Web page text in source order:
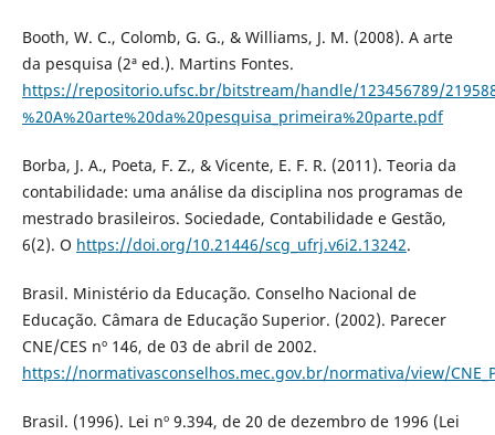
Booth, W. C., Colomb, G. G., & Williams, J. M. (2008). A arte
da pesquisa (2ª ed.). Martins Fontes.
https://repositorio.ufsc.br/bitstream/handle/123456789/
%20A%20arte%20da%20pesquisa_primeira%20parte.pdf
Borba, J. A., Poeta, F. Z., & Vicente, E. F. R. (2011). Teoria da
contabilidade: uma análise da disciplina nos programas de
mestrado brasileiros. Sociedade, Contabilidade e Gestão,
6(2). O https://doi.org/10.21446/scg_ufrj.v6i2.13242.
Brasil. Ministério da Educação. Conselho Nacional de
Educação. Câmara de Educação Superior. (2002). Parecer
CNE/CES nº 146, de 03 de abril de 2002.
https://normativasconselhos.mec.gov.br/normativa/view/
Brasil. (1996). Lei nº 9.394, de 20 de dezembro de 1996 (Lei